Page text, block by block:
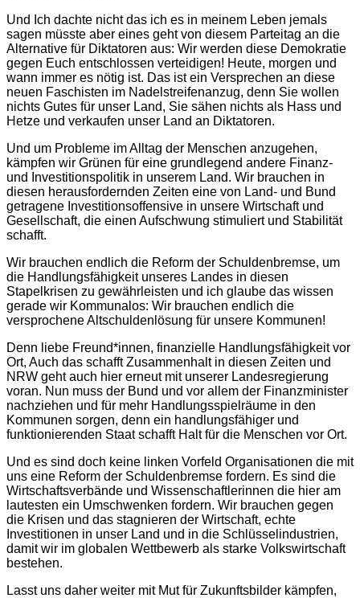
Und Ich dachte nicht das ich es in meinem Leben jemals
sagen müsste aber eines geht von diesem Parteitag an die
Alternative für Diktatoren aus: Wir werden diese Demokratie
gegen Euch entschlossen verteidigen! Heute, morgen und
wann immer es nötig ist. Das ist ein Versprechen an diese
neuen Faschisten im Nadelstreifenanzug, denn Sie wollen
nichts Gutes für unser Land, Sie sähen nichts als Hass und
Hetze und verkaufen unser Land an Diktatoren.
Und um Probleme im Alltag der Menschen anzugehen,
kämpfen wir Grünen für eine grundlegend andere Finanz-
und Investitionspolitik in unserem Land. Wir brauchen in
diesen herausfordernden Zeiten eine von Land- und Bund
getragene Investitionsoffensive in unsere Wirtschaft und
Gesellschaft, die einen Aufschwung stimuliert und Stabilität
schafft.
Wir brauchen endlich die Reform der Schuldenbremse, um
die Handlungsfähigkeit unseres Landes in diesen
Stapelkrisen zu gewährleisten und ich glaube das wissen
gerade wir Kommunalos: Wir brauchen endlich die
versprochene Altschuldenlösung für unsere Kommunen!
Denn liebe Freund*innen, finanzielle Handlungsfähigkeit vor
Ort, Auch das schafft Zusammenhalt in diesen Zeiten und
NRW geht auch hier erneut mit unserer Landesregierung
voran. Nun muss der Bund und vor allem der Finanzminister
nachziehen und für mehr Handlungsspielräume in den
Kommunen sorgen, denn ein handlungsfähiger und
funktionierenden Staat schafft Halt für die Menschen vor Ort.
Und es sind doch keine linken Vorfeld Organisationen die mit
uns eine Reform der Schuldenbremse fordern. Es sind die
Wirtschaftsverbände und Wissenschaftlerinnen die hier am
lautesten ein Umschwenken fordern. Wir brauchen gegen
die Krisen und das stagnieren der Wirtschaft, echte
Investitionen in unser Land und in die Schlüsselindustrien,
damit wir im globalen Wettbewerb als starke Volkswirtschaft
bestehen.
Lasst uns daher weiter mit Mut für Zukunftsbilder kämpfen,